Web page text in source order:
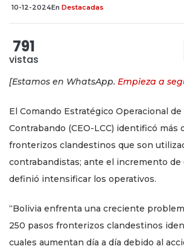
10-12-2024En Destacadas
791
vistas
[Estamos en WhatsApp. Empieza a
El Comando Estratégico Operacional
Contrabando (CEO-LCC) identificó más
fronterizos clandestinos que son
contrabandistas; ante el incremento de
definió intensificar los operativos.
“Bolivia enfrenta una creciente
250 pasos fronterizos clandestinos
cuales aumentan día a día debido al